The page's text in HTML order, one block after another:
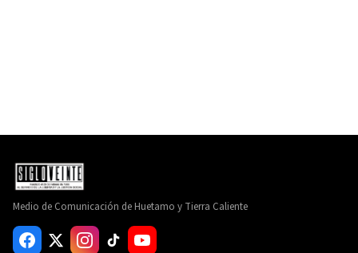
Medio de Comunicación de Huetamo y Tierra Caliente